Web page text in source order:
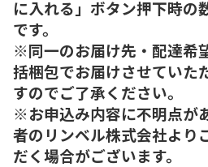
に入れる」ボタン押下時の
です。
※同一のお届け先・配達希
括梱包でお届けさせていた
すのでご了承ください。
※お申込み内容に不明点が
者のリンベル株式会社より
だく場合がございます。